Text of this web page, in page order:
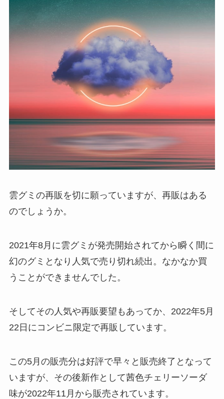
雲グミの再販を切に願っていますが、再販はある
のでしょうか。
2021年8月に雲グミが発売開始されてから瞬く間に
幻のグミとなり人気で売り切れ続出。なかなか買
うことができませんでした。
そしてその人気や再販要望もあってか、2022年5月
22日にコンビニ限定で再販しています。
この5月の販売分は好評で早々と販売終了となって
いますが、その後新作として茜色チェリーソーダ
味が2022年11月から販売されています。